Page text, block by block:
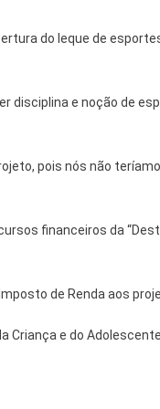
do leque de
disciplina e noção de
pois nós não
financeiros da
de Renda aos
Criança e do